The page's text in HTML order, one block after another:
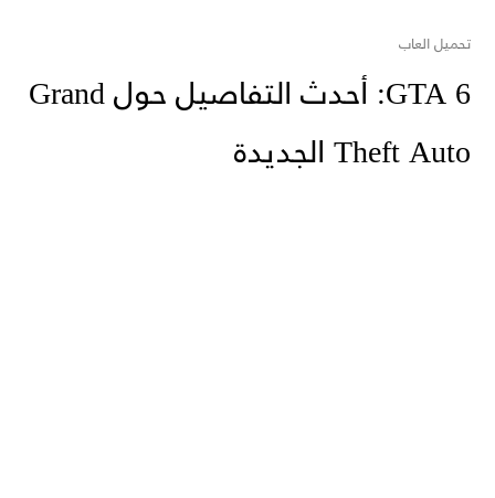
تحميل العاب
GTA 6: أحدث التفاصيل حول Grand
Theft Auto الجديدة